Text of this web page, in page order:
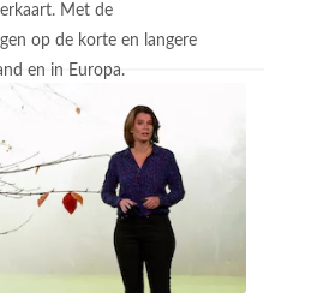
Met de
op de korte en langere
en in Europa.